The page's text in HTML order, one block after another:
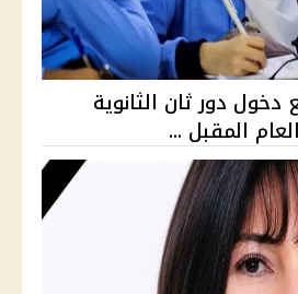
يمنع دخول دور ثان الثانوية
المقبل ...